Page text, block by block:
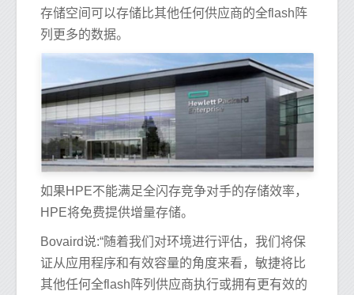
存储空间可以存储比其他任何供应商的全flash阵
列更多的数据。
如果HPE不能满足全闪存竞争对手的存储效率，
HPE将免费提供增量存储。
Bovaird说:“随着我们对环境进行评估，我们将保
证从应用程序和有效容量的角度来看，敏捷将比
其他任何全flash阵列供应商执行或拥有更有效的